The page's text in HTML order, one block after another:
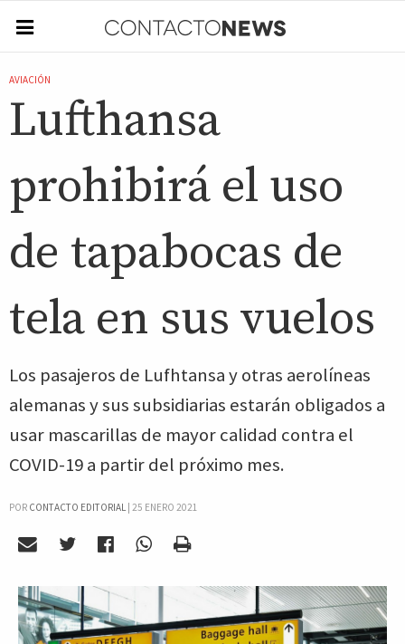
AVIACIÓN
Lufthansa
prohibirá el uso
de tapabocas de
tela en sus vuelos
Los pasajeros de Lufhtansa y otras aerolíneas
alemanas y sus subsidiarias estarán obligados a
usar mascarillas de mayor calidad contra el
COVID-19 a partir del próximo mes.
POR CONTACTO EDITORIAL| 25 ENERO 2021